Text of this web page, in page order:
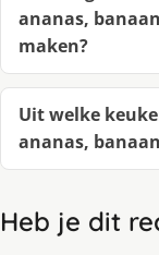
ananas,
maken?
Uit welke
ananas,
Heb je dit